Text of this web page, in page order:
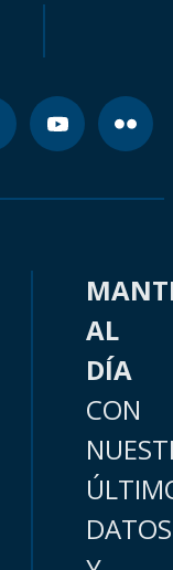
AL
DÍA
CON
DATOS